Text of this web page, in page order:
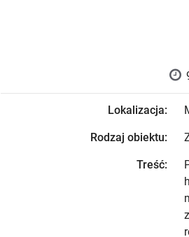
Lokalizacja:
Rodzaj obiektu:
Treść: